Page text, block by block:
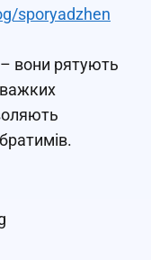
sporyadzhen
– вони рятують